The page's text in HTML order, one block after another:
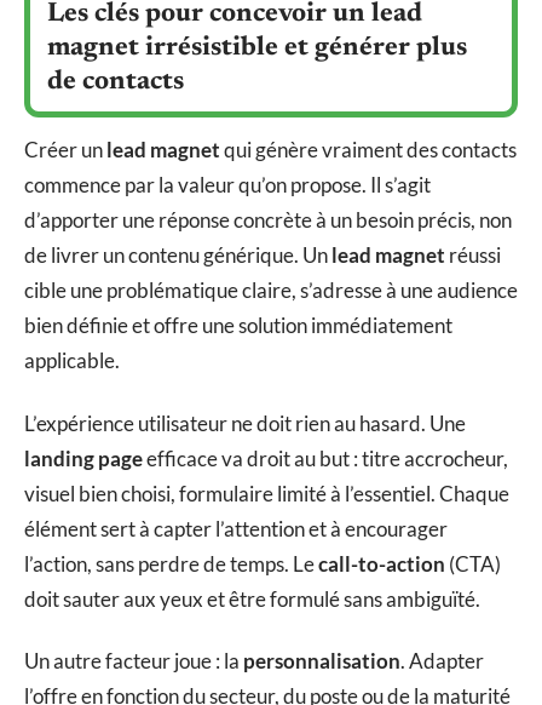
Les clés pour concevoir un lead
magnet irrésistible et générer plus
de contacts
Créer unlead magnetqui génère vraiment des contacts
commence par la valeur qu’on propose. Il s’agit
d’apporter une réponse concrète à un besoin précis, non
de livrer un contenu générique. Unlead magnet réussi
cible une problématique claire, s’adresse à une audience
bien définie et offre une solution immédiatement
applicable.
L’expérience utilisateur ne doit rien au hasard. Une
landing pageefficace va droit au but : titre accrocheur,
visuel bien choisi, formulaire limité à l’essentiel. Chaque
élément sert à capter l’attention et à encourager
l’action, sans perdre de temps. Lecall-to-action (CTA)
doit sauter aux yeux et être formulé sans ambiguïté.
Un autre facteur joue : la personnalisation. Adapter
l’offre en fonction du secteur, du poste ou de la maturité